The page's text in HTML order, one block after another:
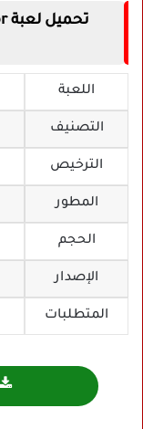
اللعبة
التصنيف
الترخيص
المطور
الحجم
الإصدار
المتطلبات